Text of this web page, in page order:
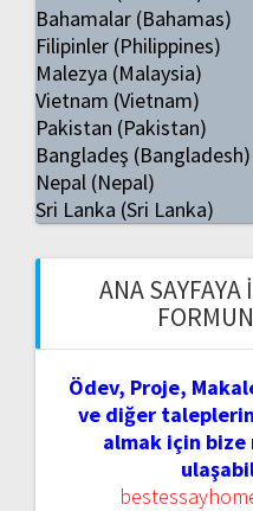
Bahamalar (Bahamas)
Filipinler (Philippines)
Malezya (Malaysia)
Vietnam (Vietnam)
Pakistan (Pakistan)
Bangladeş (Bangladesh)
Nepal (Nepal)
Sri Lanka (Sri Lanka)
ANA SAYFAYA
Ödev, Proje,
ve diğer
almak için